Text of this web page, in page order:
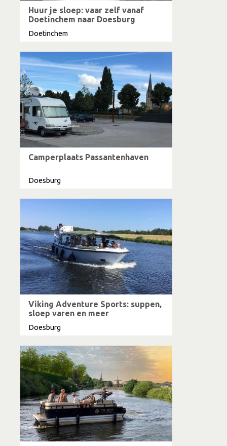
Huur je sloep: vaar zelf vanaf
Doetinchem naar Doesburg
Doetinchem
Camperplaats Passantenhaven
Doesburg
Viking Adventure Sports: suppen,
sloep varen en meer
Doesburg